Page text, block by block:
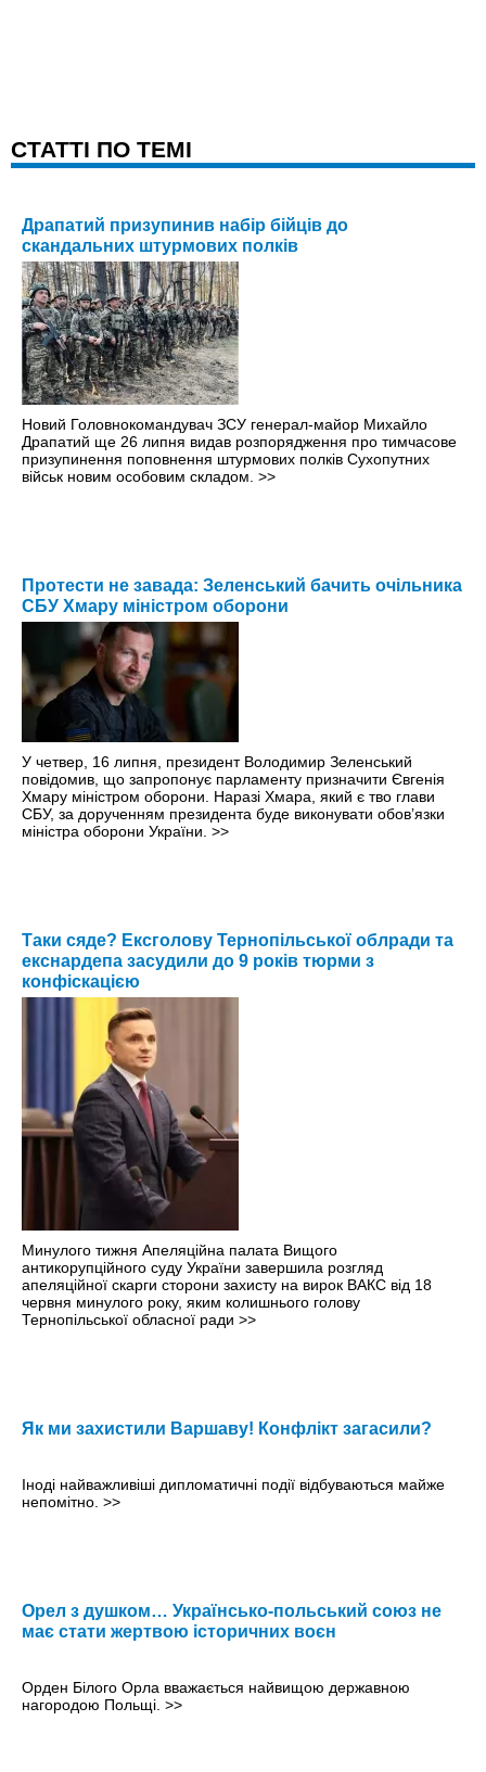
CТАТТІ ПО ТЕМІ
Драпатий призупинив набір бійців до
скандальних штурмових полків
Новий Головнокомандувач ЗСУ генерал-майор Михайло
Драпатий ще 26 липня видав розпорядження про тимчасове
призупинення поповнення штурмових полків Сухопутних
військ новим особовим складом. >>
Протести не завада: Зеленський бачить очільника
СБУ Хмару міністром оборони
У четвер, 16 липня, президент Володимир Зеленський
повідомив, що запропонує парламенту призначити Євгенія
Хмару міністром оборони. Наразі Хмара, який є тво глави
СБУ, за дорученням президента буде виконувати обовʼязки
міністра оборони України. >>
Таки сяде? Ексголову Тернопільської облради та
екснардепа засудили до 9 років тюрми з
конфіскацією
Минулого тижня Апеляційна палата Вищого
антикорупційного суду України завершила розгляд
апеляційної скарги сторони захисту на вирок ВАКС від 18
червня минулого року, яким колишнього голову
Тернопільської обласної ради >>
Як ми захистили Варшаву! Конфлікт загасили?
Іноді найважливіші дипломатичні події відбуваються майже
непомітно. >>
Орел з душком… Українсько-польський союз не
має стати жертвою історичних воєн
Орден Білого Орла вважається найвищою державною
нагородою Польщі. >>